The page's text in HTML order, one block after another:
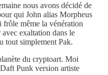
nous avons décidé de
qui John alias Morpheus
même la vénération
exaltation dans le
tout simplement Pak.
du cryptoart. Moi
Punk version artiste